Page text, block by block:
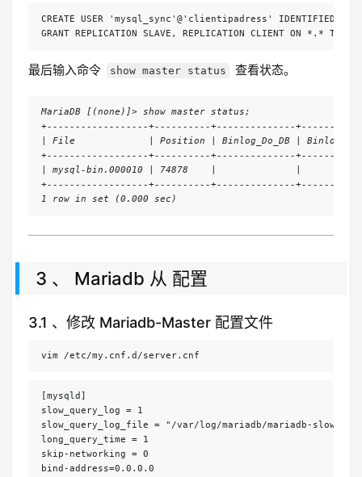
CREATE USER 'mysql_sync'@'clientipadress' IDENTIFIED
GRANT REPLICATION SLAVE, REPLICATION CLIENT ON *.*
最后输入命令 show master status 查看状态。
MariaDB [(none)]> show master status;
+------------------+----------+--------------
| File             | Position | Binlog_Do_DB |
+------------------+----------+--------------
| mysql-bin.000010 | 74878    |              |
+------------------+----------+--------------
1 row in set (0.000 sec)
3 、 Mariadb 从 配置
3.1 、修改 Mariadb-Master 配置文件
vim /etc/my.cnf.d/server.cnf
[mysqld]
slow_query_log = 1
slow_query_log_file = "/var/log/mariadb/mariadb-
long_query_time = 1
skip-networking = 0
bind-address=0.0.0.0